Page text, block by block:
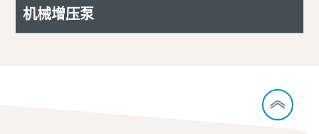
机械增压泵